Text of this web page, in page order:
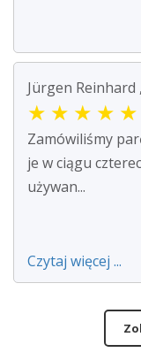
Jürgen Reinhard
★ ★ ★ ★ ★
Zamówiliśmy
je w ciągu
używan...
Czytaj więcej ...